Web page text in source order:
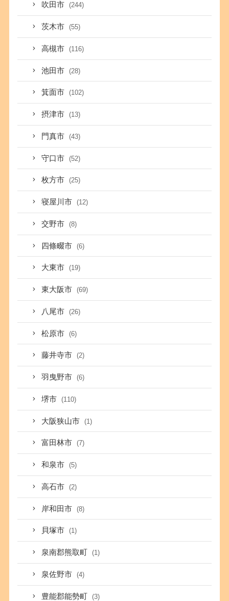
吹田市 (244)
茨木市 (55)
高槻市 (116)
池田市 (28)
箕面市 (102)
摂津市 (13)
門真市 (43)
守口市 (52)
枚方市 (25)
寝屋川市 (12)
交野市 (8)
四條畷市 (6)
大東市 (19)
東大阪市 (69)
八尾市 (26)
松原市 (6)
藤井寺市 (2)
羽曳野市 (6)
堺市 (110)
大阪狭山市 (1)
富田林市 (7)
和泉市 (5)
高石市 (2)
岸和田市 (8)
貝塚市 (1)
泉南郡熊取町 (1)
泉佐野市 (4)
豊能郡能勢町 (3)